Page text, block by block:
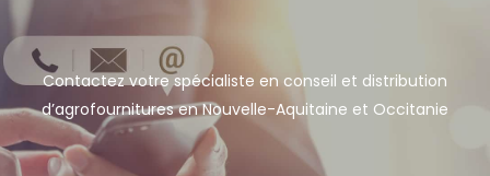
Contactez votre spécialiste en conseil et distribution
d’agrofournitures en Nouvelle-Aquitaine et Occitanie